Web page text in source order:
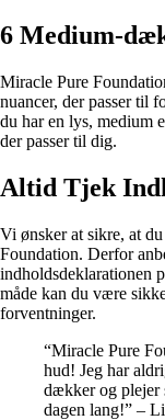
6 Medium-
Miracle Pure
nuancer, der passer til
du har en lys, medium
der passer til dig.
Altid Tjek
Vi ønsker at sikre, at
Foundation. Derfor
indholdsdeklarationen
måde kan du være
forventninger.
“Miracle Pure
hud! Jeg har
dækker og plejer
dagen lang!” –